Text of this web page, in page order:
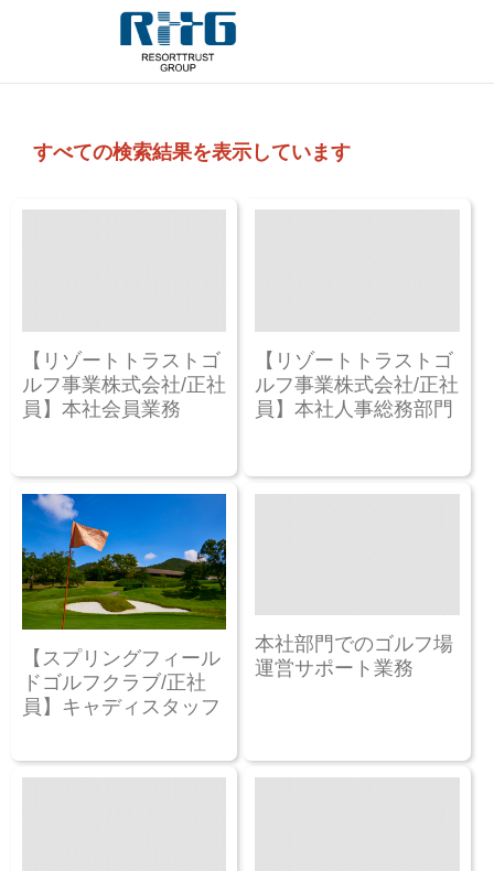
すべての検索結果を表示しています
【リゾートトラストゴ
ルフ事業株式会社/正社
員】本社会員業務
【リゾートトラストゴ
ルフ事業株式会社/正社
員】本社人事総務部門
【スプリングフィール
ドゴルフクラブ/正社
員】キャディスタッフ
本社部門でのゴルフ場
運営サポート業務